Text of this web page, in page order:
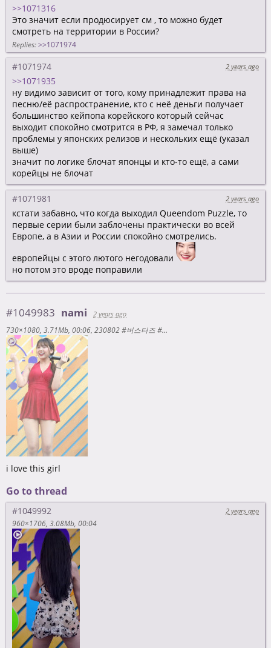
>>1071316
Это значит если продюсирует см , то можно будет
смотреть на территории в России?
Replies: >>1071974
#1071974 2 years ago
>>1071935
ну видимо зависит от того, кому принадлежит права на
песню/её распространение, кто с неё деньги получает
большинство кейпопа корейского который сейчас
выходит спокойно смотрится в РФ, я замечал только
проблемы у японских релизов и нескольких ещё (указал
выше)
значит по логике блочат японцы и кто-то ещё, а сами
корейцы не блочат
#1071981 2 years ago
кстати забавно, что когда выходил Queendom Puzzle, то
первые серии были заблочены практически во всей
Европе, а в Азии и России спокойно смотрелись.
европейцы с этого лютого негодовали
но потом это вроде поправили
#1049983 nami
2 years ago
730×1080 3.71Mb 00:06 230802 #버스터즈 #BUSTERS #나미 #NAMI #Rollin' #롤린 @하이원_워터월드 #직캠 #fancam by #땀맨 #SweatMan [dP6FM5W7-lQ]
i love this girl
Go to thread
#1049992
2 years ago
960×1706 3.08Mb 00:04